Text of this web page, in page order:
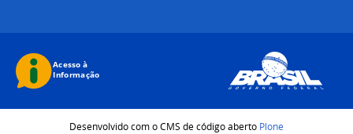
Desenvolvido com o CMS de código aberto Plone